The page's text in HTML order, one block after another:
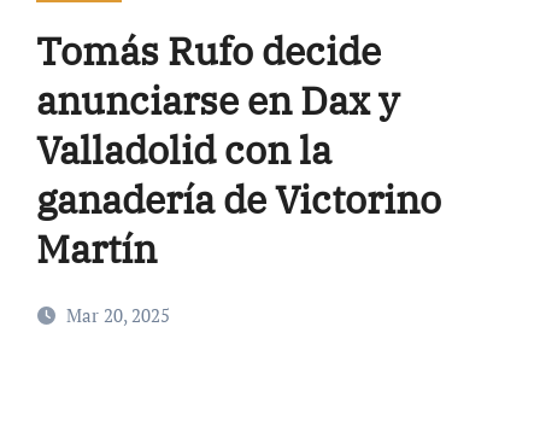
Tomás Rufo decide
anunciarse en Dax y
Valladolid con la
ganadería de Victorino
Martín
Mar 20, 2025